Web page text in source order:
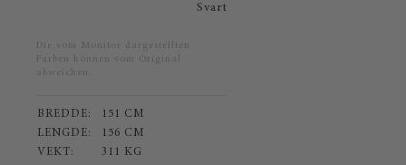
Svart
Die vom Monitor dargestellten
Farben können vom Original
abweichen.
BREDDE:
151 CM
LENGDE:
156 CM
VEKT:
311 KG